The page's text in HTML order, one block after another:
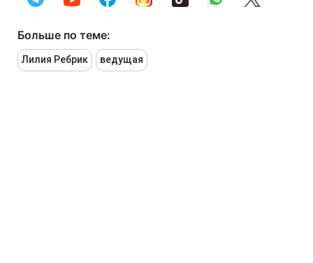
Больше по теме:
Лилия Ребрик ведущая